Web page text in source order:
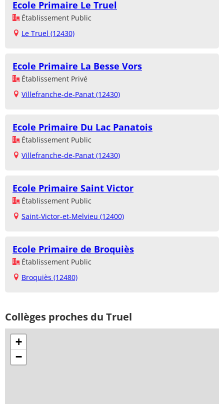
Ecole Primaire Le Truel
Établissement Public
Le Truel (12430)
Ecole Primaire La Besse Vors
Établissement Privé
Villefranche-de-Panat (12430)
Ecole Primaire Du Lac Panatois
Établissement Public
Villefranche-de-Panat (12430)
Ecole Primaire Saint Victor
Établissement Public
Saint-Victor-et-Melvieu (12400)
Ecole Primaire de Broquiès
Établissement Public
Broquiès (12480)
Collèges proches du Truel
+
−